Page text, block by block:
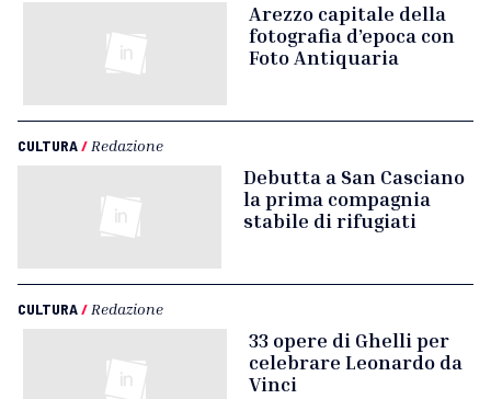
Arezzo capitale della
fotografia d’epoca con
Foto Antiquaria
CULTURA/ Redazione
Debutta a San Casciano
la prima compagnia
stabile di rifugiati
CULTURA/ Redazione
33 opere di Ghelli per
celebrare Leonardo da
Vinci